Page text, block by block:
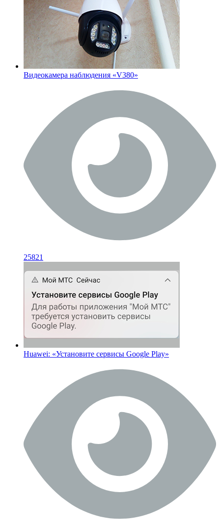
Видеокамера наблюдения «V380»
25821
Huawei: «Установите сервисы Google Play»